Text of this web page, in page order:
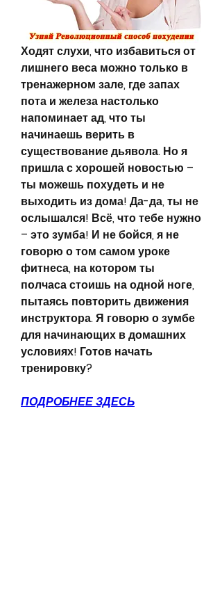
Ходят слухи, что избавиться от
лишнего веса можно только в
тренажерном зале, где запах
пота и железа настолько
напоминает ад, что ты
начинаешь верить в
существование дьявола. Но я
пришла с хорошей новостью –
ты можешь похудеть и не
выходить из дома! Да-да, ты не
ослышался! Всё, что тебе нужно
– это зумба! И не бойся, я не
говорю о том самом уроке
фитнеса, на котором ты
полчаса стоишь на одной ноге,
пытаясь повторить движения
инструктора. Я говорю о зумбе
для начинающих в домашних
условиях! Готов начать
тренировку?
ПОДРОБНЕЕ ЗДЕСЬ